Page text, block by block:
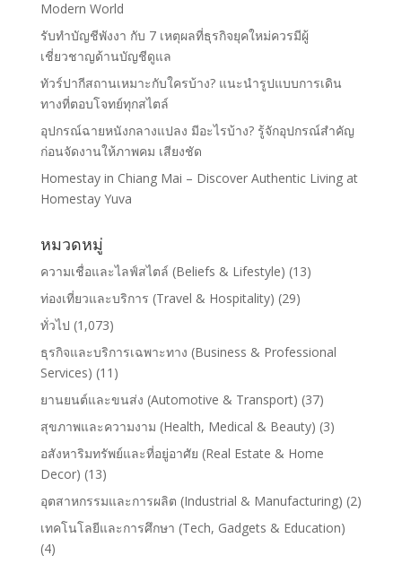
Modern World
รับทำบัญชีพังงา กับ 7 เหตุผลที่ธุรกิจยุคใหม่ควรมีผู้
เชี่ยวชาญด้านบัญชีดูแล
ทัวร์ปากีสถานเหมาะกับใครบ้าง? แนะนำรูปแบบการเดิน
ทางที่ตอบโจทย์ทุกสไตล์
อุปกรณ์ฉายหนังกลางแปลง มีอะไรบ้าง? รู้จักอุปกรณ์สำคัญ
ก่อนจัดงานให้ภาพคม เสียงชัด
Homestay in Chiang Mai – Discover Authentic Living at
Homestay Yuva
หมวดหมู่
ความเชื่อและไลฟ์สไตล์ (Beliefs & Lifestyle) (13)
ท่องเที่ยวและบริการ (Travel & Hospitality) (29)
ทั่วไป (1,073)
ธุรกิจและบริการเฉพาะทาง (Business & Professional
Services) (11)
ยานยนต์และขนส่ง (Automotive & Transport) (37)
สุขภาพและความงาม (Health, Medical & Beauty) (3)
อสังหาริมทรัพย์และที่อยู่อาศัย (Real Estate & Home
Decor) (13)
อุตสาหกรรมและการผลิต (Industrial & Manufacturing) (2)
เทคโนโลยีและการศึกษา (Tech, Gadgets & Education)
(4)